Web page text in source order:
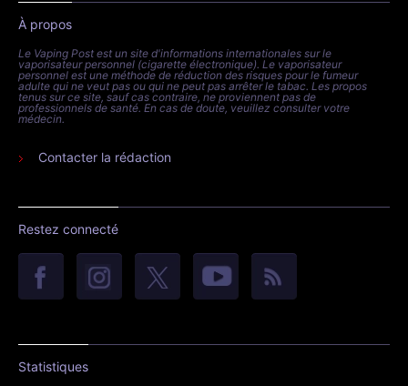
À propos
Le Vaping Post est un site d'informations internationales sur le
vaporisateur personnel (cigarette électronique). Le vaporisateur
personnel est une méthode de réduction des risques pour le fumeur
adulte qui ne veut pas ou qui ne peut pas arrêter le tabac. Les propos
tenus sur ce site, sauf cas contraire, ne proviennent pas de
professionnels de santé. En cas de doute, veuillez consulter votre
médecin.
Contacter la rédaction
Restez connecté
Statistiques